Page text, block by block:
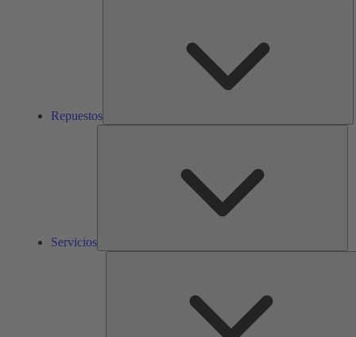
Repuestos
Servicios